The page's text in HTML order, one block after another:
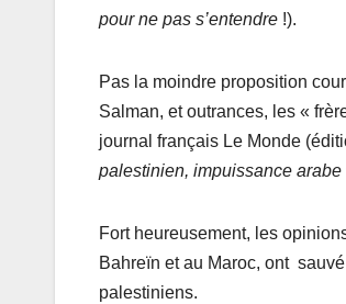
pour ne pas s’entendre !).
Pas la moindre proposition
Salman, et outrances, les «
journal français Le Monde
palestinien, impuissance arabe
Fort heureusement, les
Bahreïn et au Maroc, ont
palestiniens.